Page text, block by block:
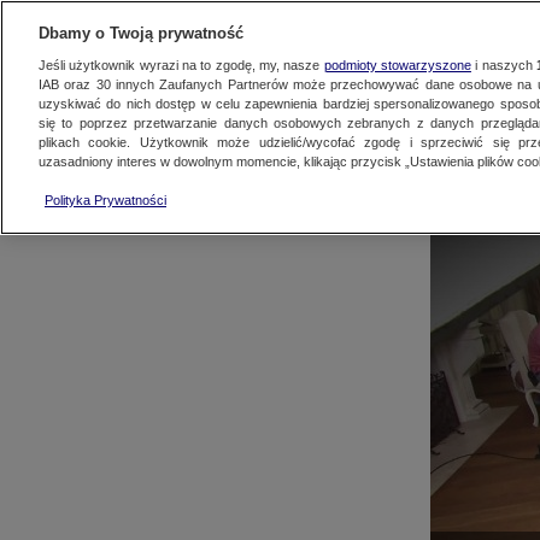
AKTUALNOŚCI
takiego
oraz
Dbamy o Twoją prywatność
Jeśli użytkownik wyrazi na to zgodę, my, nasze podmioty stowarzyszonei naszych
IAB oraz 30innych Zaufanych Partnerów może przechowywać dane osobowe na
uzyskiwać do nich dostęp w celu zapewnienia bardziej spersonalizowanego
się to poprzez przetwarzanie danych osobowych zebranych z danych
plikach cookie. Użytkownik może udzielić/wycofać zgodę i sprzeciwić się
uzasadniony interes w dowolnym momencie, klikając przycisk „Ustawienia plików
Polityka Prywatności